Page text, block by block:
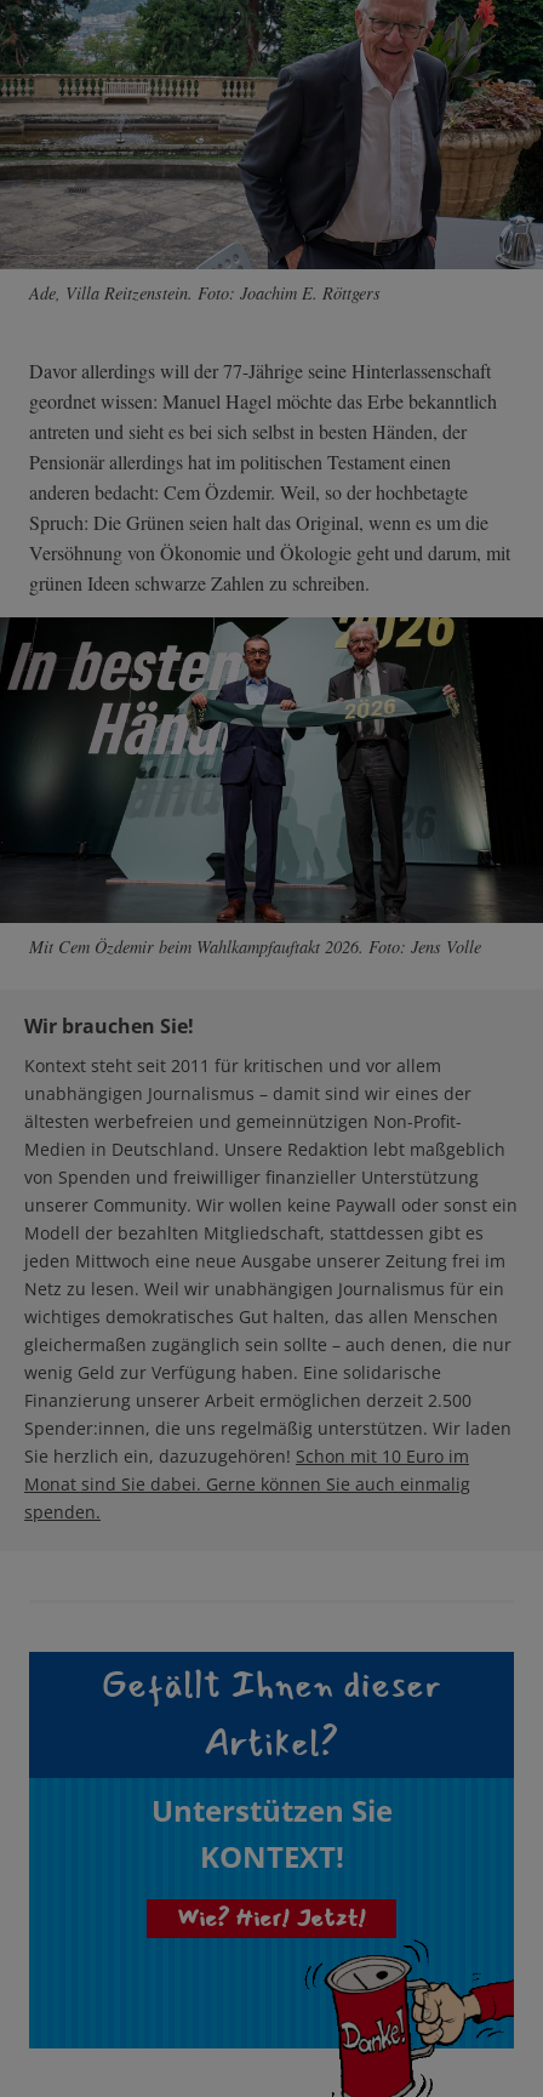
Ade, Villa Reitzenstein. Foto: Joachim E. Röttgers
Davor allerdings will der 77-Jährige seine Hinterlassenschaft
geordnet wissen: Manuel Hagel möchte das Erbe bekanntlich
antreten und sieht es bei sich selbst in besten Händen, der
Pensionär allerdings hat im politischen Testament einen
anderen bedacht: Cem Özdemir. Weil, so der hochbetagte
Spruch: Die Grünen seien halt das Original, wenn es um die
Versöhnung von Ökonomie und Ökologie geht und darum, mit
grünen Ideen schwarze Zahlen zu schreiben.
Mit Cem Özdemir beim Wahlkampfauftakt 2026. Foto: Jens Volle
Wir brauchen Sie!
Kontext steht seit 2011 für kritischen und vor allem
unabhängigen Journalismus – damit sind wir eines der
ältesten werbefreien und gemeinnützigen Non-Profit-
Medien in Deutschland. Unsere Redaktion lebt maßgeblich
von Spenden und freiwilliger finanzieller Unterstützung
unserer Community. Wir wollen keine Paywall oder sonst ein
Modell der bezahlten Mitgliedschaft, stattdessen gibt es
jeden Mittwoch eine neue Ausgabe unserer Zeitung frei im
Netz zu lesen. Weil wir unabhängigen Journalismus für ein
wichtiges demokratisches Gut halten, das allen Menschen
gleichermaßen zugänglich sein sollte – auch denen, die nur
wenig Geld zur Verfügung haben. Eine solidarische
Finanzierung unserer Arbeit ermöglichen derzeit 2.500
Spender:innen, die uns regelmäßig unterstützen. Wir laden
Sie herzlich ein, dazuzugehören! Schon mit 10 Euro im
Monat sind Sie dabei. Gerne können Sie auch einmalig
spenden.
Gefällt Ihnen dieser
Artikel?
Unterstützen Sie
KONTEXT!
Wie? Hier! Jetzt!